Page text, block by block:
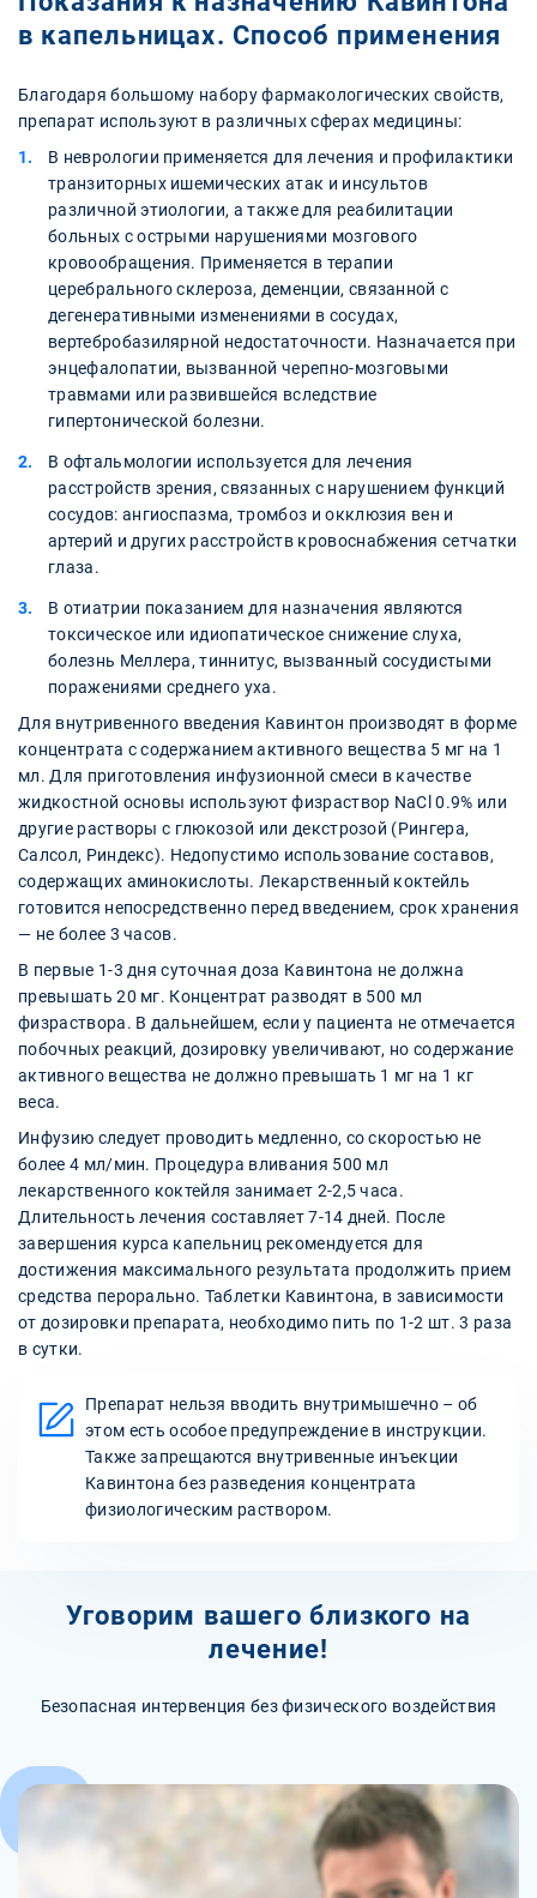
в капельницах. Способ применения
Благодаря большому набору фармакологических свойств,
препарат используют в различных сферах медицины:
В неврологии применяется для лечения и профилактики
транзиторных ишемических атак и инсультов
различной этиологии, а также для реабилитации
больных с острыми нарушениями мозгового
кровообращения. Применяется в терапии
церебрального склероза, деменции, связанной с
дегенеративными изменениями в сосудах,
вертебробазилярной недостаточности. Назначается при
энцефалопатии, вызванной черепно-мозговыми
травмами или развившейся вследствие
гипертонической болезни.
В офтальмологии используется для лечения
расстройств зрения, связанных с нарушением функций
сосудов: ангиоспазма, тромбоз и окклюзия вен и
артерий и других расстройств кровоснабжения сетчатки
глаза.
В отиатрии показанием для назначения являются
токсическое или идиопатическое снижение слуха,
болезнь Меллера, тиннитус, вызванный сосудистыми
поражениями среднего уха.
Для внутривенного введения Кавинтон производят в форме
концентрата с содержанием активного вещества 5 мг на 1
мл. Для приготовления инфузионной смеси в качестве
жидкостной основы используют физраствор NaCl 0.9% или
другие растворы с глюкозой или декстрозой (Рингера,
Салсол, Риндекс). Недопустимо использование составов,
содержащих аминокислоты. Лекарственный коктейль
готовится непосредственно перед введением, срок хранения
— не более 3 часов.
В первые 1-3 дня суточная доза Кавинтона не должна
превышать 20 мг. Концентрат разводят в 500 мл
физраствора. В дальнейшем, если у пациента не отмечается
побочных реакций, дозировку увеличивают, но содержание
активного вещества не должно превышать 1 мг на 1 кг
веса.
Инфузию следует проводить медленно, со скоростью не
более 4 мл/мин. Процедура вливания 500 мл
лекарственного коктейля занимает 2-2,5 часа.
Длительность лечения составляет 7-14 дней. После
завершения курса капельниц рекомендуется для
достижения максимального результата продолжить прием
средства перорально. Таблетки Кавинтона, в зависимости
от дозировки препарата, необходимо пить по 1-2 шт. 3 раза
в сутки.
Препарат нельзя вводить внутримышечно – об
этом есть особое предупреждение в инструкции.
Также запрещаются внутривенные инъекции
Кавинтона без разведения концентрата
физиологическим раствором.
Уговорим вашего близкого на
лечение!
Безопасная интервенция без физического воздействия